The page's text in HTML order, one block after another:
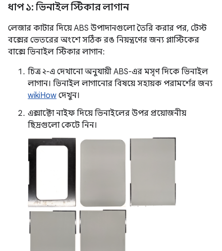
ধাপ ১: ভিনাইল স্টিকার লাগান
লেজার কাটার দিয়ে ABS উপাদানগুলো তৈরি করার পর, টেস্ট
বক্সের ভেতরের অংশে সঠিক রঙ নিয়ন্ত্রণের জন্য প্লাস্টিকের
বাক্সে ভিনাইল স্টিকার লাগান:
চিত্র ২-এ দেখানো অনুযায়ী ABS-এর মসৃণ দিকে ভিনাইল
লাগান। ভিনাইল লাগানোর বিষয়ে সহায়ক পরামর্শের জন্য
wikiHow দেখুন।
এক্সাক্টো নাইফ দিয়ে ভিনাইলের উপর প্রয়োজনীয়
ছিদ্রগুলো কেটে নিন।